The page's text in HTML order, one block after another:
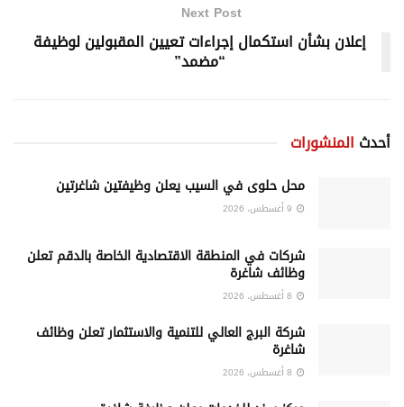
Next Post
إعلان بشأن استكمال إجراءات تعيين المقبولين لوظيفة
“مضمد”
أحدث المنشورات
محل حلوى في السيب يعلن وظيفتين شاغرتين
شركات في المنطقة الاقتصادية الخاصة بالدقم تعلن
وظائف شاغرة
شركة البرج العالي للتنمية والاستثمار تعلن وظائف
شاغرة